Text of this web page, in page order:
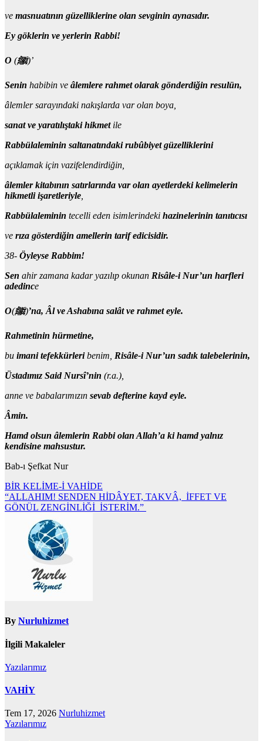
ve masnuatının güzelliklerine olan sevginin aynasıdır.
Ey göklerin ve yerlerin Rabbi!
O (ﷺ)’
Senin habibin ve âlemlere rahmet olarak gönderdiğin resulün,
âlemler sarayındaki nakışlarda var olan boya,
sanat ve yaratılıştaki hikmet ile
Rabbülaleminin saltanatındaki rubûbiyet güzelliklerini
açıklamak için vazifelendirdiğin,
âlemler kitabının satırlarında var olan ayetlerdeki kelimelerin
hikmetli işaretleriyle
Rabbülaleminin tecelli eden isimlerindeki hazinelerinin tanıtıcısı
ve rıza gösterdiğin amellerin tarif edicisidir.
38- Öyleyse Rabbim!
Sen ahir zamana kadar yazılıp okunan Risâle-i Nur’un harfleri
adedince
O(ﷺ)’na, Âl ve Ashabına salât ve rahmet eyle.
Rahmetinin hürmetine,
bu imani tefekkürleribenim, Risâle-i Nur’un sadık talebelerinin,
Üstadımız Said Nursî’nin (r.a.),
anne ve babalarımızın sevab defterine kayd eyle.
Âmin.
Hamd olsun âlemlerin Rabbi olan Allah’a ki hamd yalnız
kendisine mahsustur.
Bab-ı Şefkat Nur
Yazı
gezinmesi
BİR KELİME-İ VAHİDE
“ALLAHIM! SENDEN HİDÂYET, TAKVÂ, İFFET VE
GÖNÜL ZENGİNLİĞİ İSTERİM.”
By Nurluhizmet
İlgili Makaleler
Yazılarımız
VAHİY
Tem 17, 2026 Nurluhizmet
Yazılarımız